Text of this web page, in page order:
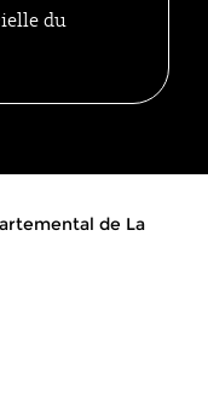
du
de La